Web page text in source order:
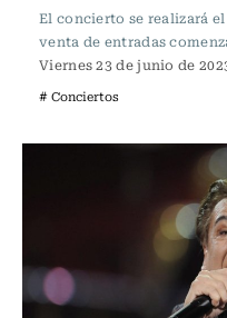
El concierto se realizará
venta de entradas
Viernes 23 de junio de
# Conciertos